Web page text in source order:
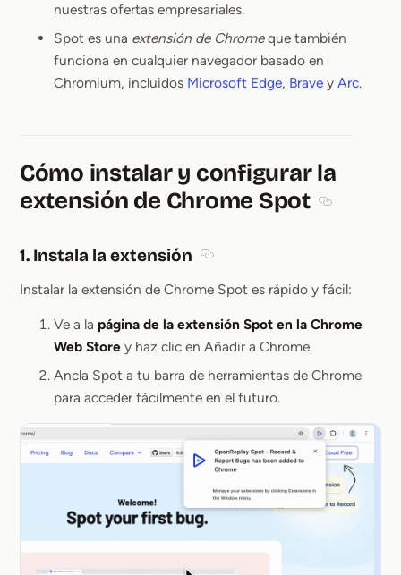
nuestras ofertas empresariales.
Spot es una extensión de Chromeque también
funciona en cualquier navegador basado en
Chromium, incluidos Microsoft Edge, Brave y Arc.
Cómo instalar y configurar la
extensión de Chrome Spot
1. Instala la extensión
Instalar la extensión de Chrome Spot es rápido y fácil:
Ve a la página de la extensión Spot en la Chrome
Web Store y haz clic en Añadir a Chrome.
Ancla Spot a tu barra de herramientas de Chrome
para acceder fácilmente en el futuro.